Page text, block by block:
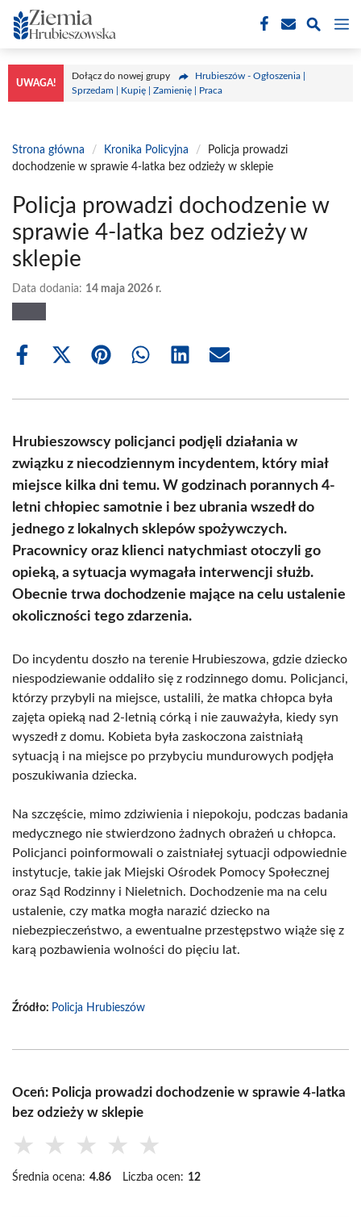
Przejdź
do
treści
UWAGA!
Dołącz do nowej grupy
Hrubieszów - Ogłoszenia |
Sprzedam | Kupię | Zamienię | Praca
Strona główna / Kronika Policyjna /
Policja prowadzi
dochodzenie w sprawie 4-latka bez odzieży w sklepie
Policja prowadzi dochodzenie w
sprawie 4-latka bez odzieży w
sklepie
Data dodania: 14 maja 2026 r.
Share
Share
(Twitter)
Share Share Share Share
Hrubieszowscy policjanci podjęli działania w
związku z niecodziennym incydentem, który miał
miejsce kilka dni temu. W godzinach porannych 4-
letni chłopiec samotnie i bez ubrania wszedł do
jednego z lokalnych sklepów spożywczych.
Pracownicy oraz klienci natychmiast otoczyli go
opieką, a sytuacja wymagała interwencji służb.
Obecnie trwa dochodzenie mające na celu ustalenie
okoliczności tego zdarzenia.
Do incydentu doszło na terenie Hrubieszowa, gdzie dziecko
niespodziewanie oddaliło się z rodzinnego domu. Policjanci,
którzy przybyli na miejsce, ustalili, że matka chłopca była
zajęta opieką nad 2-letnią córką i nie zauważyła, kiedy syn
wyszedł z domu. Kobieta była zaskoczona zaistniałą
sytuacją i na miejsce po przybyciu mundurowych podjęła
poszukiwania dziecka.
Na szczęście, mimo zdziwienia i niepokoju, podczas badania
medycznego nie stwierdzono żadnych obrażeń u chłopca.
Policjanci poinformowali o zaistniałej sytuacji odpowiednie
instytucje, takie jak Miejski Ośrodek Pomocy Społecznej
oraz Sąd Rodzinny i Nieletnich. Dochodzenie ma na celu
ustalenie, czy matka mogła narazić dziecko na
niebezpieczeństwo, a ewentualne przestępstwo wiąże się z
karą pozbawienia wolności do pięciu lat.
Źródło: Policja Hrubieszów
Oceń: Policja prowadzi dochodzenie w sprawie 4-latka
bez odzieży w sklepie
★ ★ ★ ★ ★
Średnia ocena: 4.86 Liczba ocen: 12